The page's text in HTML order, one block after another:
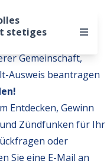
stetiges
Gemeinschaft,
Ausweis beantragen
Entdecken, Gewinn
Zündfunken für Ihr
oder
Sie eine E-Mail an